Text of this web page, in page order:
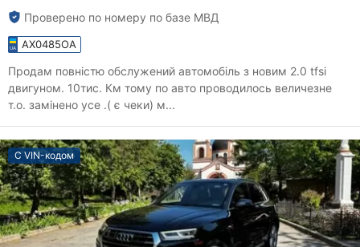
Проверено по номеру по базе МВД
AX0485OA
Продам повністю обслужений автомобіль з новим 2.0 tfsi
двигуном. 10тис. Км тому по авто проводилось величезне
т.о. замінено усе .( є чеки) м...
С VIN-кодом